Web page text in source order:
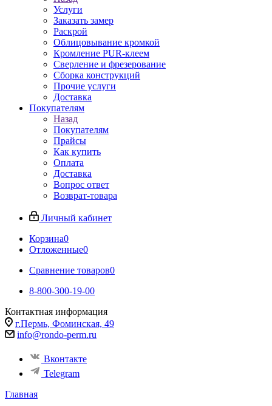
Услуги
Заказать замер
Раскрой
Облицовывание кромкой
Кромление PUR-клеем
Сверление и фрезерование
Сборка конструкций
Прочие услуги
Доставка
Покупателям
Назад
Покупателям
Прайсы
Как купить
Оплата
Доставка
Вопрос ответ
Возврат-товара
Личный кабинет
Корзина0
Отложенные0
Сравнение товаров0
8-800-300-19-00
Контактная информация
г.Пермь, Фоминская, 49
info@rondo-perm.ru
Вконтакте
Telegram
Главная